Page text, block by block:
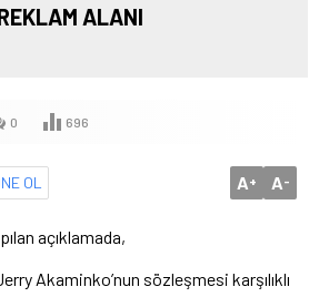
ALANI
0 696
OL A+ A-
açıklamada,
Akaminko’nun sözleşmesi karşılıklı